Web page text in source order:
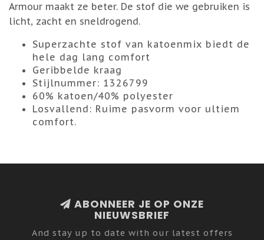
Armour maakt ze beter. De stof die we gebruiken is
licht, zacht en sneldrogend.
Superzachte stof van katoenmix biedt de
hele dag lang comfort
Geribbelde kraag
Stijlnummer: 1326799
60% katoen/40% polyester
Losvallend: Ruime pasvorm voor ultiem
comfort.
ABONNEER JE OP ONZE
NIEUWSBRIEF
And stay up to date with our latest offers